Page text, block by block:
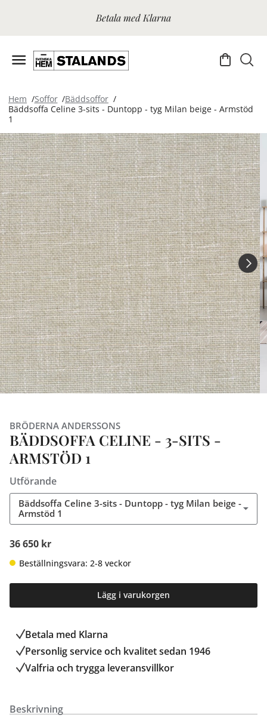
Betala med Klarna
Hem Soffor
Bäddsoffor
Bäddsoffa Celine 3-sits - Duntopp - tyg Milan beige - Armstöd
1
BRÖDERNA ANDERSSONS
BÄDDSOFFA CELINE - 3-SITS -
ARMSTÖD 1
Utförande
Bäddsoffa Celine 3-sits - Duntopp - tyg Milan beige -
Armstöd 1
36 650 kr
Beställningsvara: 2-8 veckor
Lägg i varukorgen
Betala med Klarna
Personlig service och kvalitet sedan 1946
Valfria och trygga leveransvillkor
Beskrivning